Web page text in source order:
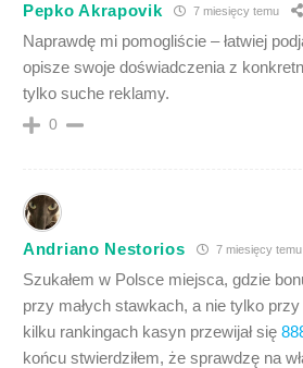
Pepko Akrapovik 7 miesięcy temu
Naprawdę mi pomogliście – łatwiej
opisze swoje doświadczenia z
tylko suche reklamy.
0
Andriano Nestorios 7 miesięcy temu
Szukałem w Polsce miejsca, gdzie
przy małych stawkach, a nie tylko przy
kilku rankingach kasyn przewijał się
końcu stwierdziłem, że sprawdzę na